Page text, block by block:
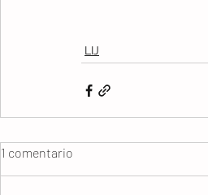
LIJ
1 comentario